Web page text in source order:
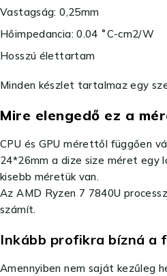
Vastagság: 0,25mm
Hőimpedancia: 0.04 ˚C-cm2/W
Hosszú élettartam
Minden készlet tartalmaz egy
Mire elengedő ez a
CPU és GPU mérettől függően
24*26mm a dize size méret egy
kisebb méretük van.
Az AMD Ryzen 7 7840U
számít.
Inkább profikra bízná a
Amennyiben nem saját kezűleg